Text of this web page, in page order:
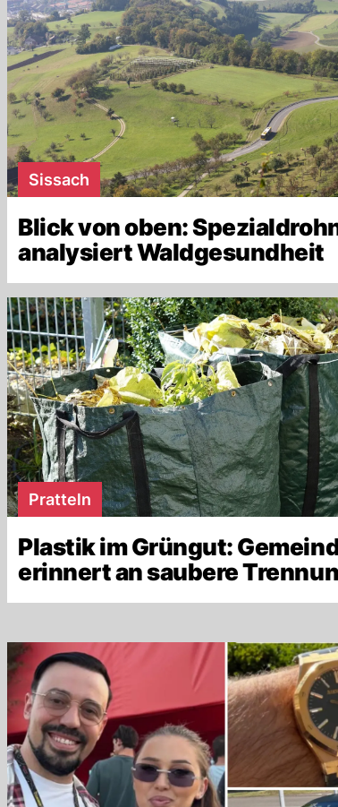
Sissach
Blick von oben:
analysiert Waldgesundheit
veröffentlicht:
Pratteln
Plastik im Grüngut:
erinnert an saubere
veröffentlicht: